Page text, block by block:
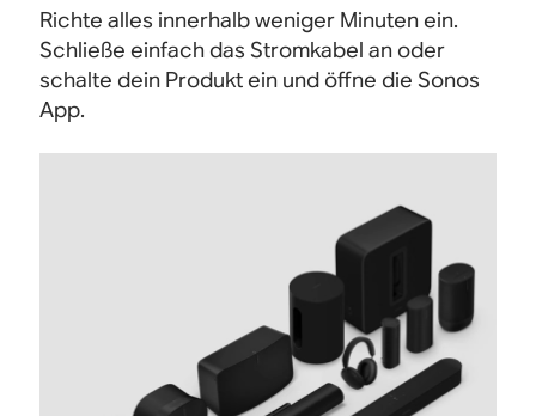
Richte alles innerhalb weniger Minuten ein.
Schließe einfach das Stromkabel an oder
schalte dein Produkt ein und öffne die Sonos
App.